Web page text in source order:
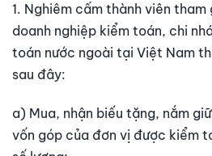
1. Nghiêm cấm thành viên
doanh nghiệp kiểm toán, chi
toán nước ngoài tại Việt Nam
sau đây:
a) Mua, nhận biếu tặng, nắm
vốn góp của đơn vị được kiểm